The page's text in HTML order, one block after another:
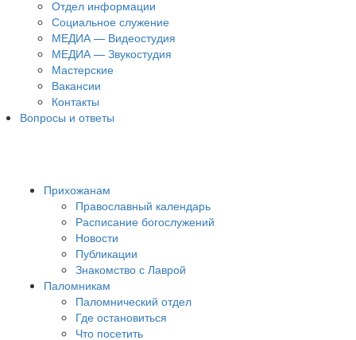
Отдел информации
Социальное служение
МЕДИА — Видеостудия
МЕДИА — Звукостудия
Мастерские
Вакансии
Контакты
Вопросы и ответы
Прихожанам
Православный календарь
Расписание богослужений
Новости
Публикации
Знакомство с Лаврой
Паломникам
Паломнический отдел
Где остановиться
Что посетить